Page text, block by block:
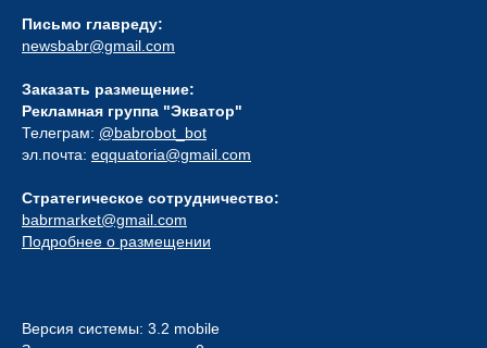
Письмо главреду:
newsbabr@gmail.com
Заказать размещение:
Рекламная группа "Экватор"
Телеграм: @babrobot_bot
эл.почта: eqquatoria@gmail.com
Стратегическое сотрудничество:
babrmarket@gmail.com
Подробнее о размещении
Версия системы: 3.2 mobile